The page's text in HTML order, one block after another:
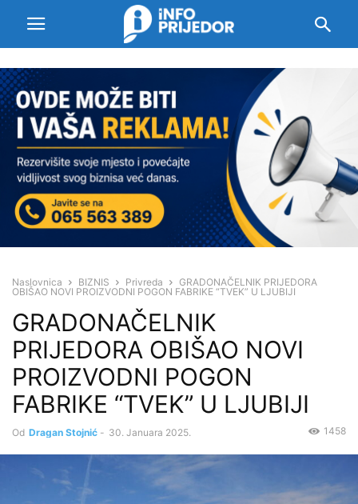
Naslovnica BIZNIS Privreda
GRADONAČELNIK PRIJEDORA
OBIŠAO NOVI PROIZVODNI POGON FABRIKE “TVEK” U LJUBIJI
GRADONAČELNIK
PRIJEDORA OBIŠAO NOVI
PROIZVODNI POGON
FABRIKE “TVEK” U LJUBIJI
Od Dragan Stojnić - 30. Januara 2025. 1458